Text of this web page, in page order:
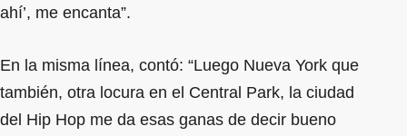
ahí’, me encanta”.
En la misma línea, contó: “Luego Nueva York que
también, otra locura en el Central Park, la ciudad
del Hip Hop me da esas ganas de decir bueno